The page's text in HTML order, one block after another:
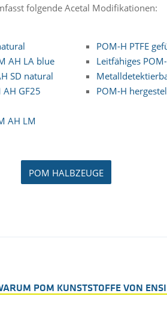
folgende Acetal Modifikationen:
AH LA blue
SD natural
AH GF25
AH LM
POM-H PTFE
Leitfähiges
POM-H
POM HALBZEUGE
POM KUNSTSTOFFE VON